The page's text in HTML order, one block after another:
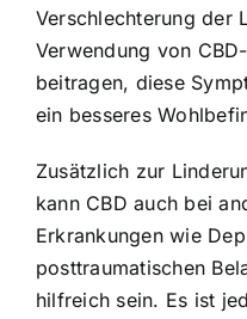
Verschlechterung der
Verwendung von
beitragen, diese
ein besseres
Zusätzlich zur
kann CBD auch bei
Erkrankungen wie
posttraumatischen
hilfreich sein. Es ist